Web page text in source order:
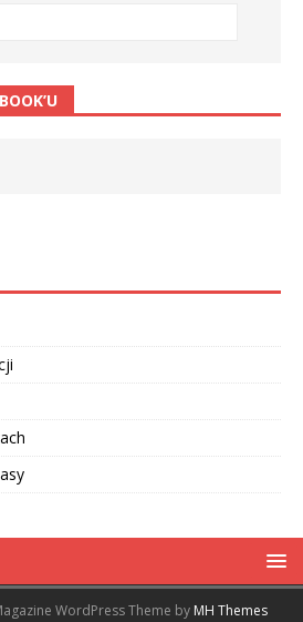
WordPress Theme by MH Themes